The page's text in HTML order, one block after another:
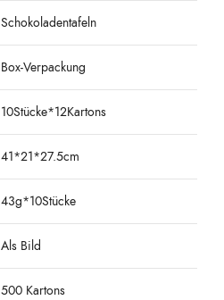
Schokoladentafeln
Box-Verpackung
10Stücke*12Kartons
41*21*27.5cm
43g*10Stücke
Als Bild
500 Kartons